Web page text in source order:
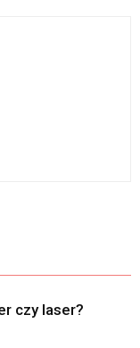
czy laser?